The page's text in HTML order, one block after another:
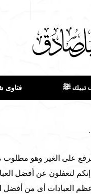
نبيك ﷺ فتاوى
على الغير وهو مطلوب مع
لتغفلون عن أفضل
العبادات أى من